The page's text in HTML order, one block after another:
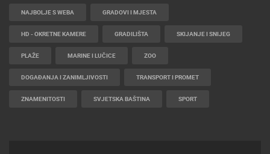
NAJBOLJE S WEBA GRADOVI I MJESTA
HD - OKRETNE KAMERE GRADILIŠTA SKIJANJE I SNIJEG
PLAŽE MARINE I LUČICE ZOO
DOGAĐANJA I ZANIMLJIVOSTI TRANSPORT I PROMET
ZNAMENITOSTI SVJETSKA BAŠTINA SPORT